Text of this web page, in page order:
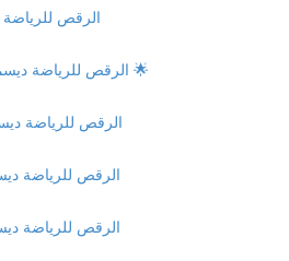
الرقص للرياضة يناير 1
الرقص للرياضة ديسمبر 4 (للمتقدمين) 🌟
(الرقص للرياضة ديسمبر 3
الرقص للرياضة ديسمبر 2
الرقص للرياضة ديسمبر 1